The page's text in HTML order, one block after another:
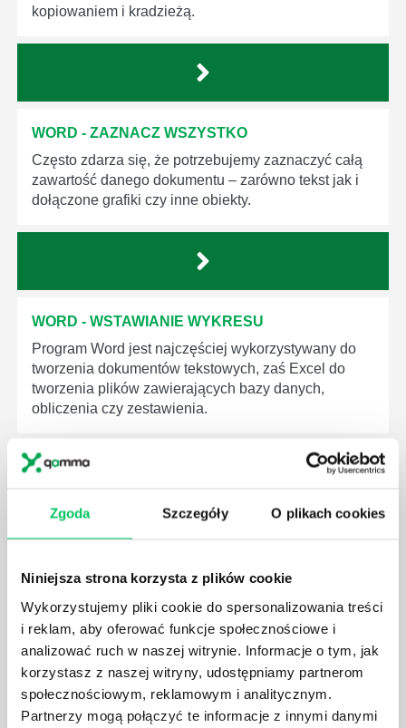
Zgoda Szczegóły O plikach cookies
Niniejsza strona korzysta z plików cookie
Wykorzystujemy pliki cookie do spersonalizowania treści
i reklam, aby oferować funkcje społecznościowe i
analizować ruch w naszej witrynie. Informacje o tym, jak
korzystasz z naszej witryny, udostępniamy partnerom
społecznościowym, reklamowym i analitycznym.
Partnerzy mogą połączyć te informacje z innymi danymi
kopiowaniem i kradzieżą.
WORD - ZAZNACZ WSZYSTKO
Często zdarza się, że potrzebujemy zaznaczyć całą
zawartość danego dokumentu – zarówno tekst jak i
dołączone grafiki czy inne obiekty.
WORD - WSTAWIANIE WYKRESU
Program Word jest najczęściej wykorzystywany do
tworzenia dokumentów tekstowych, zaś Excel do
tworzenia plików zawierających bazy danych,
obliczenia czy zestawienia.
trzyma dwa wyrazy razem i nie rozłącza ich przy
WORD - TEKST NA KOLUMNY